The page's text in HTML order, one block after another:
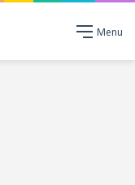
Menu